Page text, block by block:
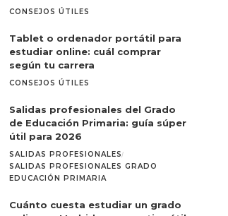
CONSEJOS ÚTILES
Tablet o ordenador portátil para
estudiar online: cuál comprar
según tu carrera
CONSEJOS ÚTILES
Salidas profesionales del Grado
de Educación Primaria: guía súper
útil para 2026
SALIDAS PROFESIONALES
SALIDAS PROFESIONALES GRADO
EDUCACIÓN PRIMARIA
Cuánto cuesta estudiar un grado